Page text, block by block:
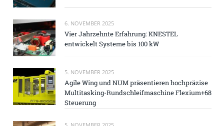
6. NOVEMBER 2025
Vier Jahrzehnte Erfahrung: KNESTEL
entwickelt Systeme bis 100 kW
5. NOVEMBER 2025
Agile Wing und NUM präsentieren hochpräzise
Multitasking-Rundschleifmaschine Flexium+68
Steuerung
5. NOVEMBER 2025